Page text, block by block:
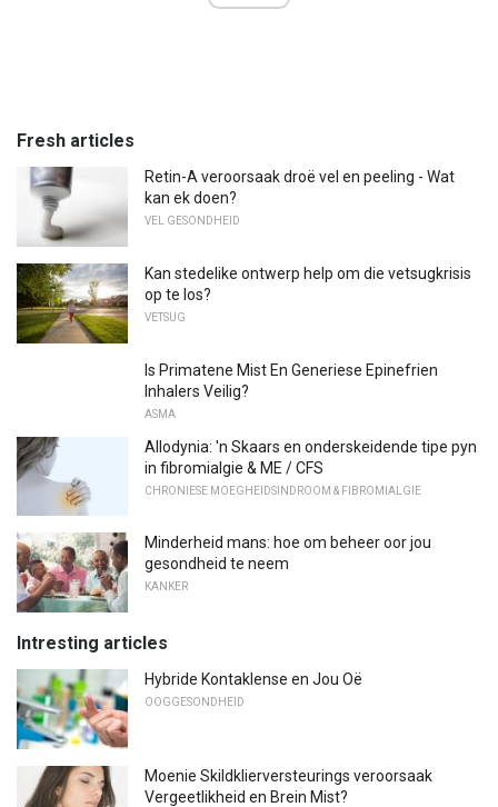
Fresh articles
Retin-A veroorsaak droë vel en peeling - Wat
kan ek doen?
VEL GESONDHEID
Kan stedelike ontwerp help om die vetsugkrisis
op te los?
VETSUG
Is Primatene Mist En Generiese Epinefrien
Inhalers Veilig?
ASMA
Allodynia: 'n Skaars en onderskeidende tipe pyn
in fibromialgie & ME / CFS
CHRONIESE MOEGHEIDSINDROOM & FIBROMIALGIE
Minderheid mans: hoe om beheer oor jou
gesondheid te neem
KANKER
Intresting articles
Hybride Kontaklense en Jou Oë
OOGGESONDHEID
Moenie Skildklierversteurings veroorsaak
Vergeetlikheid en Brein Mist?